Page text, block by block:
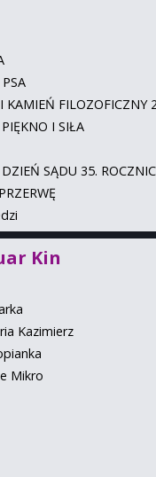
KAMIEŃ FILOZOFICZNY
I SIŁA
SĄDU 35.
Kin
Kazimierz
Mikro